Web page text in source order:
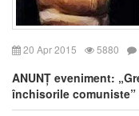
20 Apr 2015 5880
ANUNȚ eveniment:
închisorile comuniste”